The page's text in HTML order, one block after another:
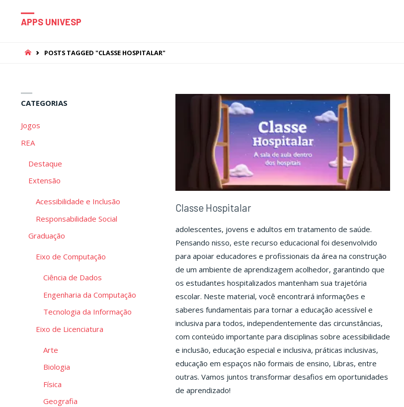
APPS UNIVESP
HOMEPOSTS TAGGED "CLASSE HOSPITALAR"
Classe Hospitalar
adolescentes, jovens e adultos em tratamento de saúde.
Pensando nisso, este recurso educacional foi desenvolvido
para apoiar educadores e profissionais da área na construção
de um ambiente de aprendizagem acolhedor, garantindo que
os estudantes hospitalizados mantenham sua trajetória
escolar. Neste material, você encontrará informações e
saberes fundamentais para tornar a educação acessível e
inclusiva para todos, independentemente das circunstâncias,
com conteúdo importante para disciplinas sobre acessibilidade
e inclusão, educação especial e inclusiva, práticas inclusivas,
educação em espaços não formais de ensino, Libras, entre
outras. Vamos juntos transformar desafios em oportunidades
de aprendizado!
CATEGORIAS
Jogos
REA
Destaque
Extensão
Acessibilidade e Inclusão
Responsabilidade Social
Graduação
Eixo de Computação
Ciência de Dados
Engenharia da Computação
Tecnologia da Informação
Eixo de Licenciatura
Arte
Biologia
Física
Geografia